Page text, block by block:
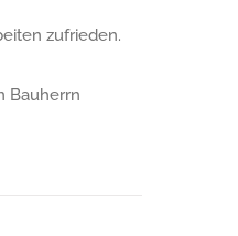
zufrieden.
Bauherrn